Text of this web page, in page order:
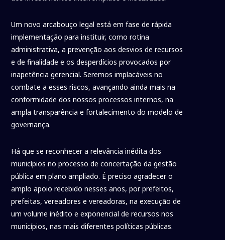
Um novo arcabouço legal está em fase de rápida
implementação para instituir, como rotina
administrativa, a prevenção aos desvios de recursos
e de finalidade e os desperdícios provocados por
inapetência gerencial. Seremos implacáveis no
combate a esses riscos, avançando ainda mais na
conformidade dos nossos processos internos, na
ampla transparência e fortalecimento do modelo de
governança.
Há que se reconhecer a relevância inédita dos
municípios no processo de concertação da gestão
pública em plano ampliado. É preciso agradecer o
amplo apoio recebido nesses anos, por prefeitos,
prefeitas, vereadores e vereadoras, na execução de
um volume inédito e exponencial de recursos nos
municípios, nas mais diferentes políticas públicas.